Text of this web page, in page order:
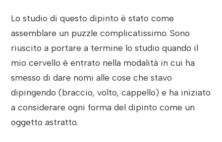
Lo studio di questo dipinto è stato come
assemblare un puzzle complicatissimo. Sono
riuscito a portare a termine lo studio quando il
mio cervello è entrato nella modalità in cui ha
smesso di dare nomi alle cose che stavo
dipingendo (braccio, volto, cappello) e ha iniziato
a considerare ogni forma del dipinto come un
oggetto astratto.